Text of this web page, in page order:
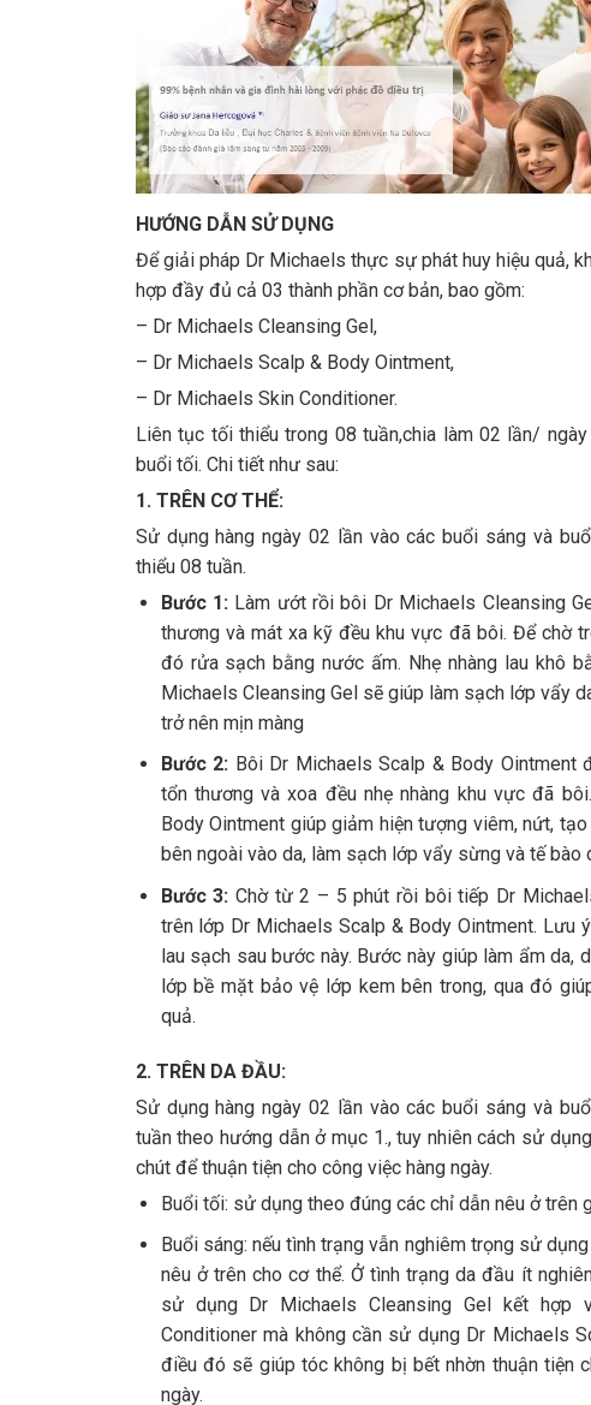
HƯỚNG DẪN SỬ DỤNG
Để giải pháp Dr Michaels thực sự phát huy hiệu quả,
hợp đầy đủ cả 03 thành phần cơ bản, bao gồm:
– Dr Michaels Cleansing Gel,
– Dr Michaels Scalp & Body Ointment,
– Dr Michaels Skin Conditioner.
Liên tục tối thiểu trong 08 tuần,chia làm 02 lần/
buổi tối. Chi tiết như sau:
1. TRÊN CƠ THỂ:
Sử dụng hàng ngày 02 lần vào các buổi sáng và
thiểu 08 tuần.
Bước 1: Làm ướt rồi bôi Dr Michaels Cleansing
thương và mát xa kỹ đều khu vực đã bôi. Để chờ
đó rửa sạch bằng nước ấm. Nhẹ nhàng lau khô
Michaels Cleansing Gel sẽ giúp làm sạch lớp vẩy
trở nên mịn màng
Bước 2: Bôi Dr Michaels Scalp & Body Ointment
tổn thương và xoa đều nhẹ nhàng khu vực đã
Body Ointment giúp giảm hiện tượng viêm, nứt,
bên ngoài vào da, làm sạch lớp vẩy sừng và tế bào
Bước 3: Chờ từ 2 – 5 phút rồi bôi tiếp Dr
trên lớp Dr Michaels Scalp & Body Ointment. Lưu
lau sạch sau bước này. Bước này giúp làm ẩm da,
lớp bề mặt bảo vệ lớp kem bên trong, qua đó
quả.
2. TRÊN DA ĐẦU:
Sử dụng hàng ngày 02 lần vào các buổi sáng và
tuần theo hướng dẫn ở mục 1., tuy nhiên cách sử
chút để thuận tiện cho công việc hàng ngày.
Buổi tối: sử dụng theo đúng các chỉ dẫn nêu ở trên
Buổi sáng: nếu tình trạng vẫn nghiêm trọng sử
nêu ở trên cho cơ thể. Ở tình trạng da đầu ít
sử dụng Dr Michaels Cleansing Gel kết hợp
Conditioner mà không cần sử dụng Dr Michaels
điều đó sẽ giúp tóc không bị bết nhờn thuận tiện
ngày.